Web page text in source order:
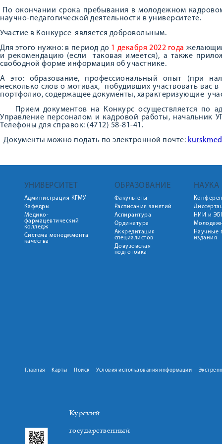
По окончании срока пребывания в молодежном
научно-педагогической деятельности в университете.
Участие в Конкурсе является добровольным.
Для этого нужно: в период до 1 декабря 2022 года
и рекомендацию (если таковая имеется), а также
свободной форме информация об участнике.
А это: образование, профессиональный опыт (при
несколько слов о мотивах, побудивших участвовать вас
портфолио, содержащее документы, характеризующие
Прием документов на Конкурс осуществляется по
Управление персоналом и кадровой работы, начальник
Телефоны для справок: (4712) 58-81-41.
Документы можно подать по электронной почте:
УНИВЕРСИТЕТ
Администрация КГМУ
Кафедры
Медико-
фармацевтический
колледж
Система менеджмента
качества
ОБРАЗОВАНИЕ
Факультеты
Расписания занятий
Аспирантура
Ординатура
Аккредитация
специалистов
Довузовская
подготовка
НАУКА
НИИ и
Научные
издания
Главная Карты Поиск Условия использования информации
Курский
государственный